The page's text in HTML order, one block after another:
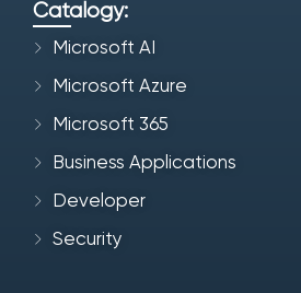
Catalogy:
Microsoft AI
Microsoft Azure
Microsoft 365
Business Applications
Developer
Security